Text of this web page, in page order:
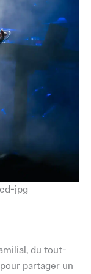
jpg
du tout-
partager un